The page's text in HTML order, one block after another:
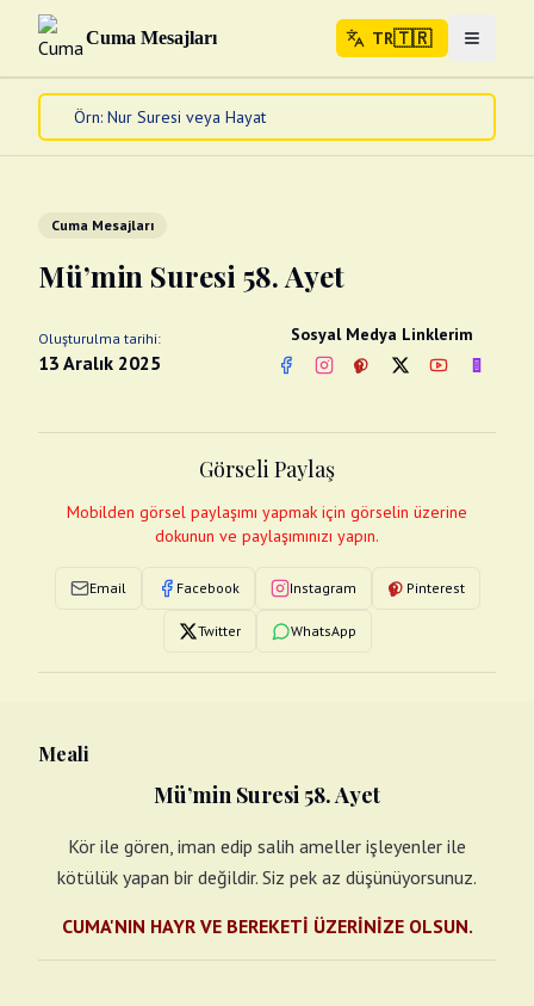
Cuma Mesajları TR🇹🇷 Menuyu
Ana Sayfa
Diğer
Abdest Videoları
Fotograflar
Cuma Mesajları
Mü’min Suresi 58. Ayet
Oluşturulma tarihi:
13 Aralık 2025
Sosyal Medya Linklerim
FacebookInstagram
PinterestTwitterYouTube
Görseli Paylaş
Mobilden görsel paylaşımı yapmak için görselin üzerine
dokunun ve paylaşımınızı yapın.
Email Facebook Instagram Pinterest
Twitter WhatsApp
Meali
Mü’min Suresi 58. Ayet
Kör ile gören, iman edip salih ameller işleyenler ile
kötülük yapan bir değildir. Siz pek az düşünüyorsunuz.
CUMA'NIN HAYR VE BEREKETİ ÜZERİNİZE OLSUN.